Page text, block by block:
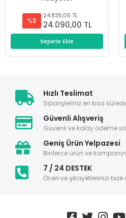
%3
24.835,05 TL
24.090,00 TL
Sepete Ekle
Hızlı Teslimat
Siparişleriniz en kısa
Güvenli Alışveriş
Güvenli ve kolay ödeme
Geniş Ürün Yelpazesi
Binlerce ürün ve
7 / 24 DESTEK
Öneri ve şikayetlerinizi bize